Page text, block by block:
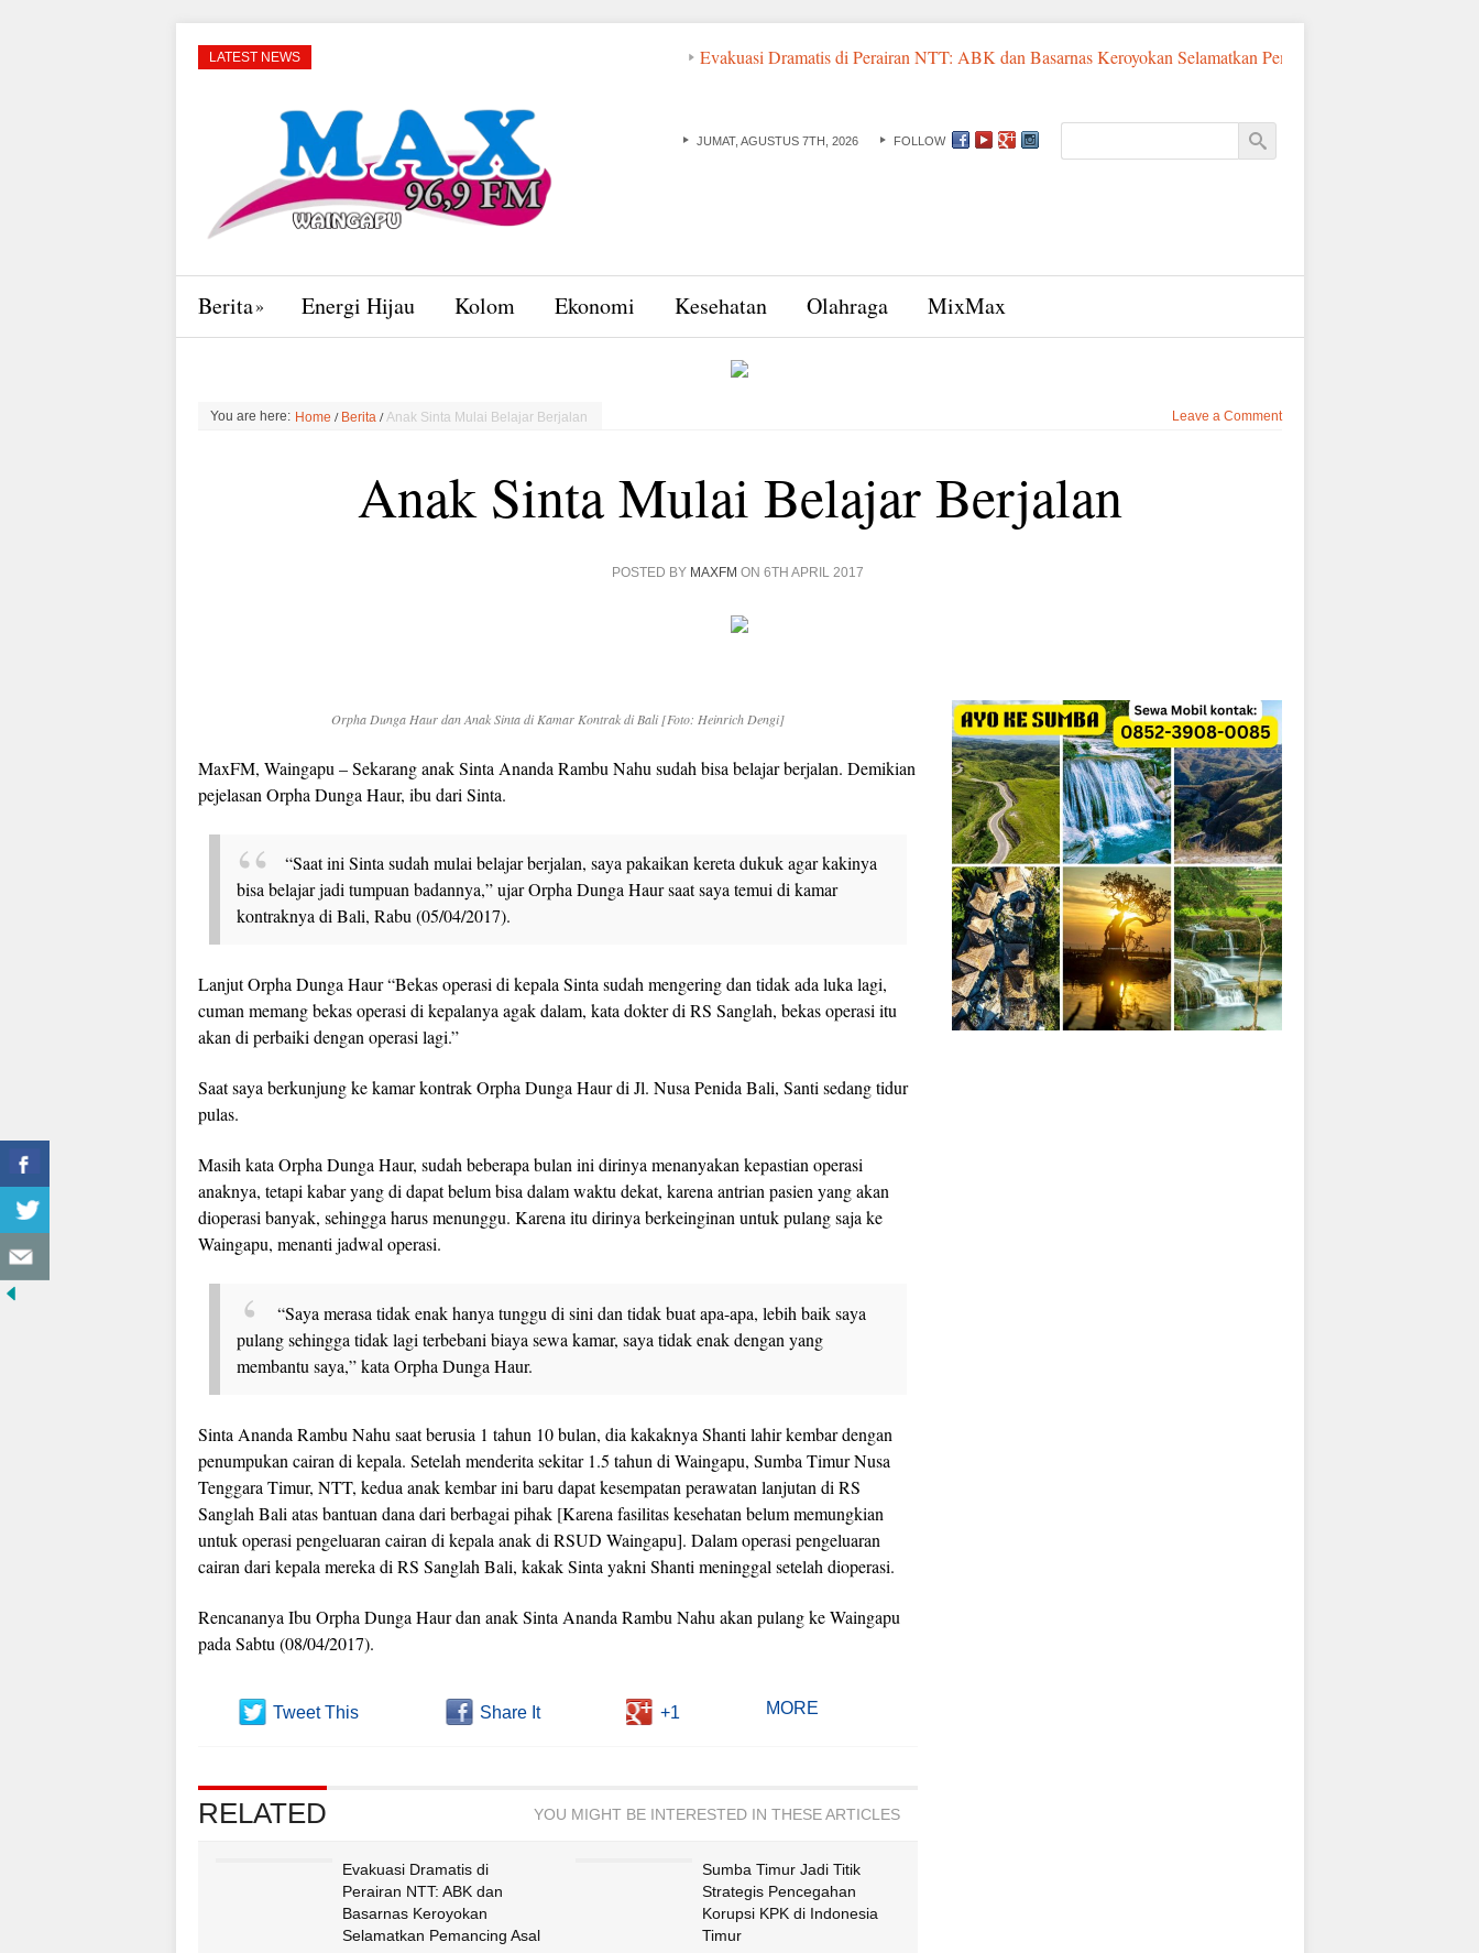
LATEST NEWS Evakuasi Dramatis di Perairan NTT: ABK dan Basarnas Keroyokan Selamatkan Pemancing Asal Fatululi
JUMAT, AGUSTUS 7TH, 2026 FOLLOW
Berita Energi Hijau Kolom Ekonomi Kesehatan Olahraga MixMax
You are here: Home / Berita / Anak Sinta Mulai Belajar Berjalan Leave a Comment
Anak Sinta Mulai Belajar Berjalan
POSTED BY MAXFM ON 6TH APRIL 2017
Orpha Dunga Haur dan Anak Sinta di Kamar Kontrak di Bali [Foto: Heinrich Dengi]
MaxFM, Waingapu – Sekarang anak Sinta Ananda Rambu Nahu sudah bisa belajar berjalan. Demikian
pejelasan Orpha Dunga Haur, ibu dari Sinta.
“Saat ini Sinta sudah mulai belajar berjalan, saya pakaikan kereta dukuk agar kakinya
bisa belajar jadi tumpuan badannya,” ujar Orpha Dunga Haur saat saya temui di kamar
kontraknya di Bali, Rabu (05/04/2017).
Lanjut Orpha Dunga Haur “Bekas operasi di kepala Sinta sudah mengering dan tidak ada luka lagi,
cuman memang bekas operasi di kepalanya agak dalam, kata dokter di RS Sanglah, bekas operasi itu
akan di perbaiki dengan operasi lagi.”
Saat saya berkunjung ke kamar kontrak Orpha Dunga Haur di Jl. Nusa Penida Bali, Santi sedang tidur
pulas.
Masih kata Orpha Dunga Haur, sudah beberapa bulan ini dirinya menanyakan kepastian operasi
anaknya, tetapi kabar yang di dapat belum bisa dalam waktu dekat, karena antrian pasien yang akan
dioperasi banyak, sehingga harus menunggu. Karena itu dirinya berkeinginan untuk pulang saja ke
Waingapu, menanti jadwal operasi.
“Saya merasa tidak enak hanya tunggu di sini dan tidak buat apa-apa, lebih baik saya
pulang sehingga tidak lagi terbebani biaya sewa kamar, saya tidak enak dengan yang
membantu saya,” kata Orpha Dunga Haur.
Sinta Ananda Rambu Nahu saat berusia 1 tahun 10 bulan, dia kakaknya Shanti lahir kembar dengan
penumpukan cairan di kepala. Setelah menderita sekitar 1.5 tahun di Waingapu, Sumba Timur Nusa
Tenggara Timur, NTT, kedua anak kembar ini baru dapat kesempatan perawatan lanjutan di RS
Sanglah Bali atas bantuan dana dari berbagai pihak [Karena fasilitas kesehatan belum memungkian
untuk operasi pengeluaran cairan di kepala anak di RSUD Waingapu]. Dalam operasi pengeluaran
cairan dari kepala mereka di RS Sanglah Bali, kakak Sinta yakni Shanti meninggal setelah dioperasi.
Rencananya Ibu Orpha Dunga Haur dan anak Sinta Ananda Rambu Nahu akan pulang ke Waingapu
pada Sabtu (08/04/2017).
Tweet This Share It +1 MORE
RELATED YOU MIGHT BE INTERESTED IN THESE ARTICLES
Evakuasi Dramatis di
Perairan NTT: ABK dan
Basarnas Keroyokan
Selamatkan Pemancing Asal
Sumba Timur Jadi Titik
Strategis Pencegahan
Korupsi KPK di Indonesia
Timur